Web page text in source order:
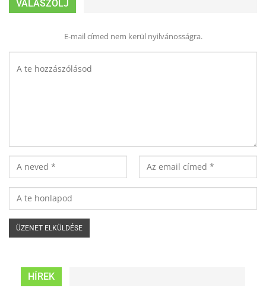
VÁLASZOLJ
E-mail címed nem kerül nyilvánosságra.
HÍREK